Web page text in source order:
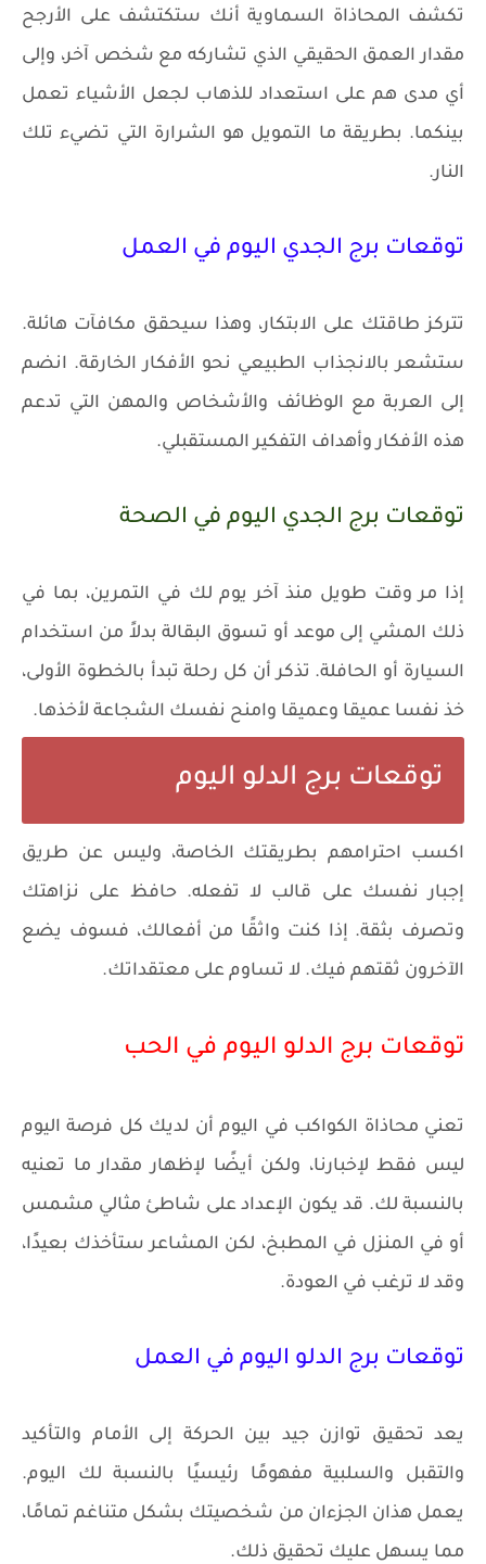
تكشف المحاذاة السماوية أنك ستكتشف على الأرجح
مقدار العمق الحقيقي الذي تشاركه مع شخص آخر، وإلى
أي مدى هم على استعداد للذهاب لجعل الأشياء تعمل
بينكما. بطريقة ما التمويل هو الشرارة التي تضيء تلك
النار.
توقعات برج الجدي اليوم في العمل
تتركز طاقتك على الابتكار، وهذا سيحقق مكافآت هائلة.
ستشعر بالانجذاب الطبيعي نحو الأفكار الخارقة. انضم
إلى العربة مع الوظائف والأشخاص والمهن التي تدعم
هذه الأفكار وأهداف التفكير المستقبلي.
توقعات برج الجدي اليوم في الصحة
إذا مر وقت طويل منذ آخر يوم لك في التمرين، بما في
ذلك المشي إلى موعد أو تسوق البقالة بدلاً من استخدام
السيارة أو الحافلة. تذكر أن كل رحلة تبدأ بالخطوة الأولى،
خذ نفسا عميقا وعميقا وامنح نفسك الشجاعة لأخذها.
توقعات برج الدلو اليوم
اكسب احترامهم بطريقتك الخاصة، وليس عن طريق
إجبار نفسك على قالب لا تفعله. حافظ على نزاهتك
وتصرف بثقة. إذا كنت واثقًا من أفعالك، فسوف يضع
الآخرون ثقتهم فيك. لا تساوم على معتقداتك.
توقعات برج الدلو اليوم في الحب
تعني محاذاة الكواكب في اليوم أن لديك كل فرصة اليوم
ليس فقط لإخبارنا، ولكن أيضًا لإظهار مقدار ما تعنيه
بالنسبة لك. قد يكون الإعداد على شاطئ مثالي مشمس
أو في المنزل في المطبخ، لكن المشاعر ستأخذك بعيدًا،
وقد لا ترغب في العودة.
توقعات برج الدلو اليوم في العمل
يعد تحقيق توازن جيد بين الحركة إلى الأمام والتأكيد
والتقبل والسلبية مفهومًا رئيسيًا بالنسبة لك اليوم.
يعمل هذان الجزءان من شخصيتك بشكل متناغم تمامًا،
مما يسهل عليك تحقيق ذلك.